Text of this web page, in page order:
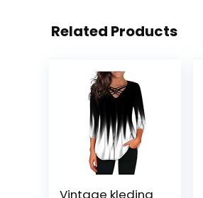
Related Products
Vintage kleding